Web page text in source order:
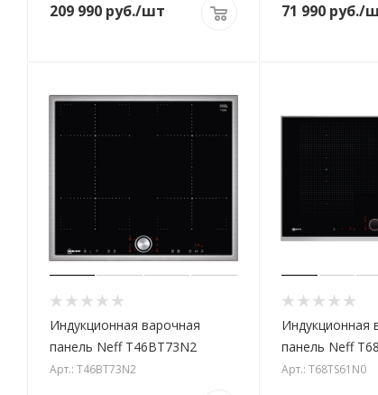
209 990 руб./шт 71 990руб./
Индукционная варочная
панель Neff T46BT73N2
Арт.: T46BT73N2
Индукционная
панель Neff
Арт.: T68TS61N0